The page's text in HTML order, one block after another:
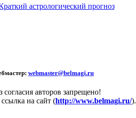
астрологический прогноз
webmaster@belmagi.ru
согласия авторов запрещено!
ссылка на сайт (http://www.belmagi.ru/).